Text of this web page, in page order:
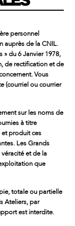
personnel
auprès de la CNIL.
du 6 Janvier 1978,
de rectification et de
Vous
(courriel ou courrier
sur les noms de
à titre
produit ces
Les Grands
et de la
que
totale ou partielle
Ateliers, par
est interdite.